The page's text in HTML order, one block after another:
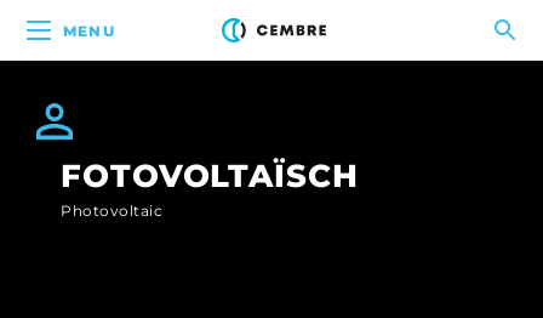
MENU
FOTOVOLTAÏSCH
Photovoltaic